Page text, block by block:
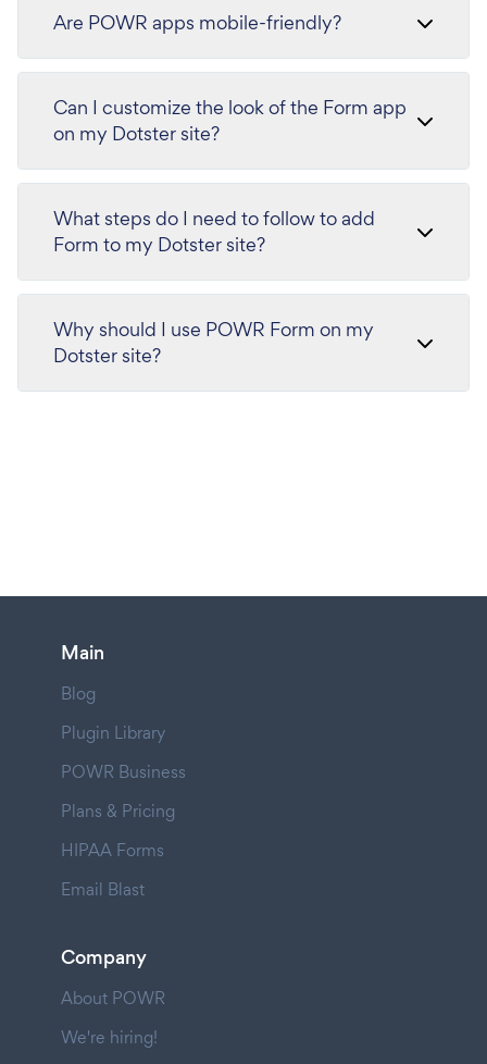
Are POWR apps mobile-friendly?
Can I customize the look of the Form app
on my Dotster site?
What steps do I need to follow to add
Form to my Dotster site?
Why should I use POWR Form on my
Dotster site?
Main
Blog
Plugin Library
POWR Business
Plans & Pricing
HIPAA Forms
Email Blast
Company
About POWR
We're hiring!